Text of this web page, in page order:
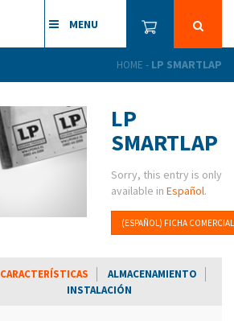
MENU
HOME - LP SMARTLAP
LP
SMARTLAP
Sorry, this entry is only
available in Español.
(ESPAÑOL) FICHA COMERCIAL
CARACTERÍSTICAS
ALMACENAMIENTO
INSTALACIÓN